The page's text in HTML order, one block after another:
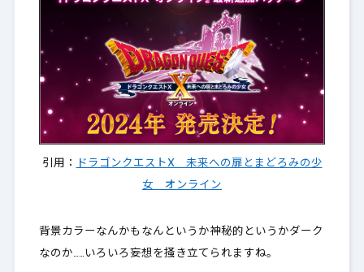
引用： ドラゴンクエストX 未来への扉とまどろみの少
女 オンライン
背景カラーなんかもなんというか神秘的というかダーク
なのか……いろいろ妄想を掻き立てられますね。